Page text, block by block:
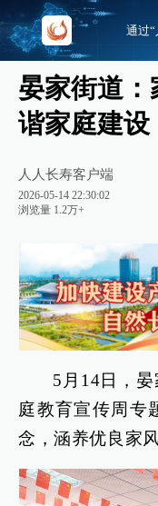
晏家街道：
谐家庭建设
人人长寿客户端
2026-05-14 22:30:02
浏览量 1.2万+
5月14日，
庭教育宣传周专
念，涵养优良家
通过